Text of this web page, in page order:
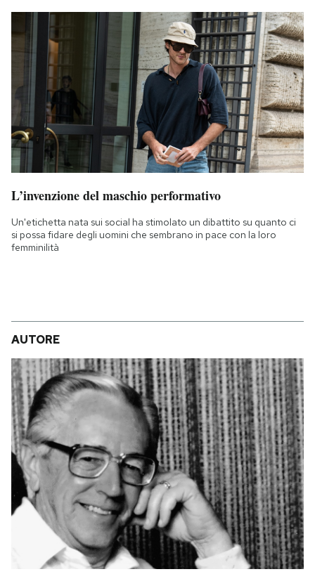
L’invenzione del maschio performativo
Un'etichetta nata sui social ha stimolato un dibattito su quanto ci
si possa fidare degli uomini che sembrano in pace con la loro
femminilità
AUTORE